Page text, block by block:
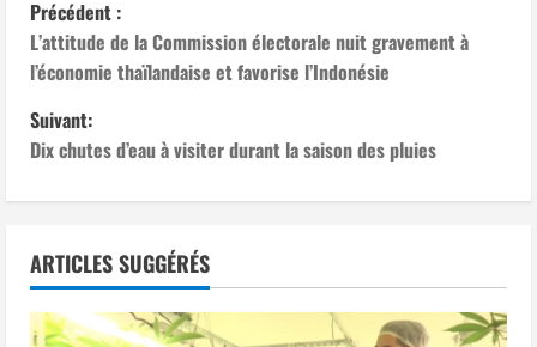
N
a
v
i
a
t
Précédent :
L’attitude de la Commission électorale nuit gravement à
l’économie thaïlandaise et favorise l’Indonésie
Suivant:
Dix chutes d’eau à visiter durant la saison des pluies
ARTICLES SUGGÉRÉS